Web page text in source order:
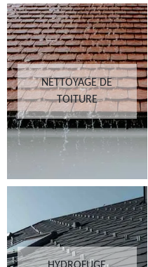
NETTOYAGE DE
TOITURE